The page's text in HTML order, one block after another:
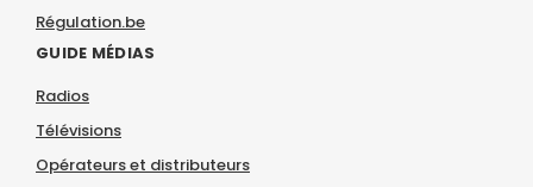
Régulation.be
GUIDE MÉDIAS
Radios
Télévisions
Opérateurs et distributeurs